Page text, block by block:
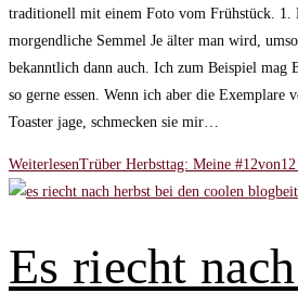
traditionell mit einem Foto vom Frühstück. 1.
morgendliche Semmel Je älter man wird,
bekanntlich dann auch. Ich zum Beispiel mag
so gerne essen. Wenn ich aber die Exemplare
Toaster jage, schmecken sie mir…
WeiterlesenTrüber Herbsttag: Meine
Es riecht